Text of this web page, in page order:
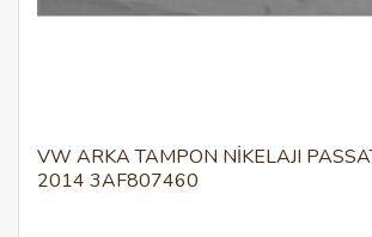
VW ARKA TAMPON NİKELAJI
2014 3AF807460